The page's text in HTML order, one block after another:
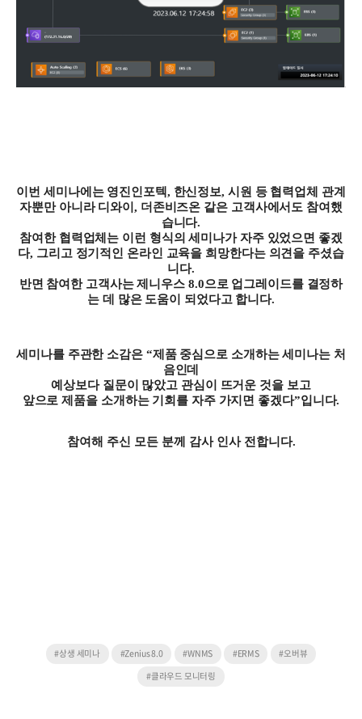
이번 세미나에는 영진인포텍, 한신정보, 시원 등 협력업체 관계
자뿐만 아니라 디와이, 더존비즈온 같은 고객사에서도 참여했
습니다.
참여한 협력업체는 이런 형식의 세미나가 자주 있었으면 좋겠
다, 그리고 정기적인 온라인 교육을 희망한다는 의견을 주셨습
니다.
반면 참여한 고객사는 제니우스 8.0으로 업그레이드를 결정하
는 데 많은 도움이 되었다고 합니다.
세미나를 주관한 소감은 “제품 중심으로 소개하는 세미나는 처
음인데
예상보다 질문이 많았고 관심이 뜨거운 것을 보고
앞으로 제품을 소개하는 기회를 자주 가지면 좋겠다”입니다.
참여해 주신 모든 분께 감사 인사 전합니다.
#상생 세미나 #Zenius 8.0 #WNMS #ERMS
#오버뷰
#클라우드 모니터링